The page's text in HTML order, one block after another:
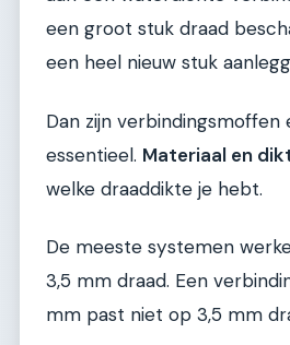
een groot stuk draad
een heel nieuw stuk
Dan zijn verbindingsmoffen
essentieel. Materiaal en
welke draaddikte je hebt.
De meeste systemen
3,5 mm draad. Een
mm past niet op 3,5 mm